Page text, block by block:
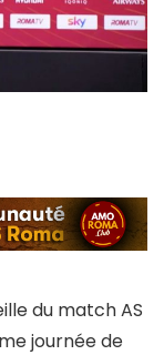
du match AS
journée de